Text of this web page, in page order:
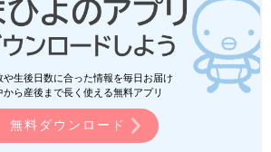
や生後日数に合った情報を毎日お届け
から産後まで長く使える無料アプリ
無料ダウンロード